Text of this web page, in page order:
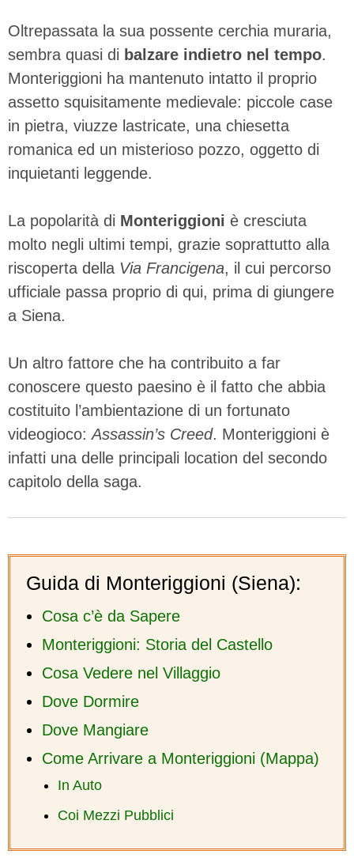
Oltrepassata la sua possente cerchia muraria,
sembra quasi di balzare indietro nel tempo.
Monteriggioni ha mantenuto intatto il proprio
assetto squisitamente medievale: piccole case
in pietra, viuzze lastricate, una chiesetta
romanica ed un misterioso pozzo, oggetto di
inquietanti leggende.
La popolarità di Monteriggioni è cresciuta
molto negli ultimi tempi, grazie soprattutto alla
riscoperta della Via Francigena, il cui percorso
ufficiale passa proprio di qui, prima di giungere
a Siena.
Un altro fattore che ha contribuito a far
conoscere questo paesino è il fatto che abbia
costituito l’ambientazione di un fortunato
videogioco:Assassin’s Creed. Monteriggioni è
infatti una delle principali location del secondo
capitolo della saga.
Guida di Monteriggioni (Siena):
Cosa c’è da Sapere
Monteriggioni: Storia del Castello
Cosa Vedere nel Villaggio
Dove Dormire
Dove Mangiare
Come Arrivare a Monteriggioni (Mappa)
In Auto
Coi Mezzi Pubblici